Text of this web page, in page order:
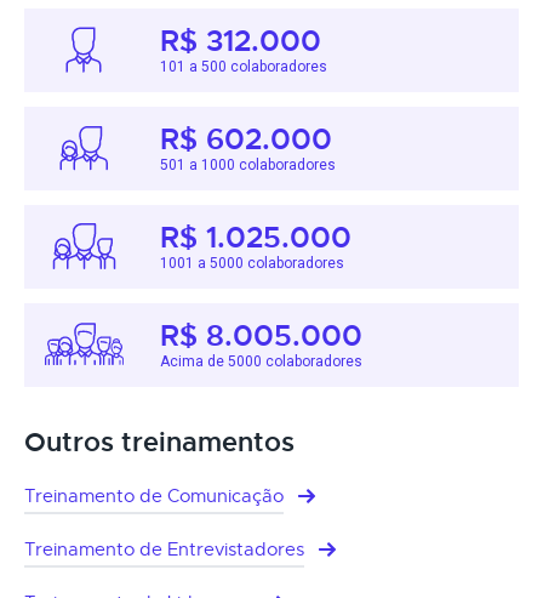
R$ 312.000
101 a 500 colaboradores
R$ 602.000
501 a 1000 colaboradores
R$ 1.025.000
1001 a 5000 colaboradores
R$ 8.005.000
Acima de 5000 colaboradores
Outros treinamentos
Treinamento de Comunicação
Treinamento de Entrevistadores